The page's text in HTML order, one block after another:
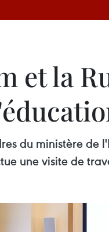
et la
du ministère de
une visite de